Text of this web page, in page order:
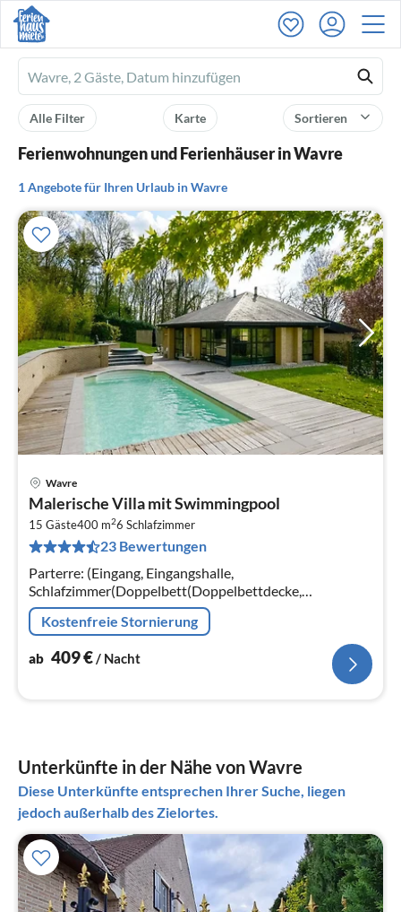
Ferienhausmiete
logo
Sortieren
Karte
Alle Filter
Ferienwohnungen und Ferienhäuser in Wavre
1 Angebote für Ihren Urlaub in Wavre
Wavre
Malerische Villa mit Swimmingpool
15 Gäste400 m26 Schlafzimmer
23 Bewertungen
Parterre: (Eingang, Eingangshalle,
Schlafzimmer(Doppelbett(Doppelbettdecke,
Doppelspannbetttuch)),
Schlafzimmer(Doppelbett(Doppelbettdecke,
Kostenfreie Stornierung
ab 409€/ Nacht
Unterkünfte in der Nähe von Wavre
Diese Unterkünfte entsprechen Ihrer Suche, liegen
jedoch außerhalb des Zielortes.